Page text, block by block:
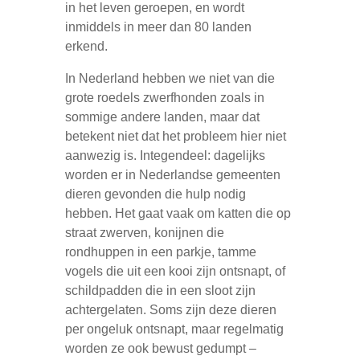
in het leven geroepen, en wordt
inmiddels in meer dan 80 landen
erkend.
In Nederland hebben we niet van die
grote roedels zwerfhonden zoals in
sommige andere landen, maar dat
betekent niet dat het probleem hier niet
aanwezig is. Integendeel: dagelijks
worden er in Nederlandse gemeenten
dieren gevonden die hulp nodig
hebben. Het gaat vaak om katten die op
straat zwerven, konijnen die
rondhuppen in een parkje, tamme
vogels die uit een kooi zijn ontsnapt, of
schildpadden die in een sloot zijn
achtergelaten. Soms zijn deze dieren
per ongeluk ontsnapt, maar regelmatig
worden ze ook bewust gedumpt –